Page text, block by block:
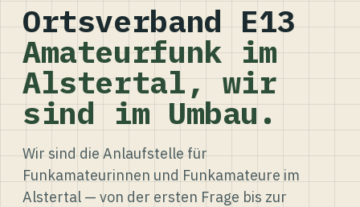
Ortsverband E13
Amateurfunk im
Alstertal, wir
sind im Umbau.
Wir sind die Anlaufstelle für
Funkamateurinnen und Funkamateure im
Alstertal — von der ersten Frage bis zur